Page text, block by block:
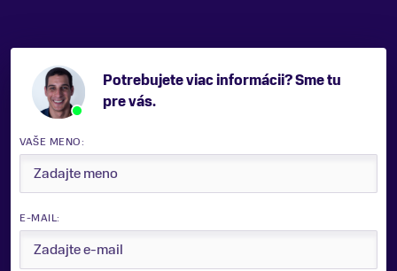
Potrebujete viac informácii? Sme tu
pre vás.
VAŠE MENO:
E-MAIL: